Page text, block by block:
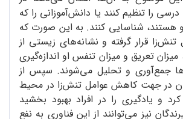
را تنظیم کنند یا دانش‌آموزانی را که
هستند، شناسایی کنند. به این صورت که
تنش‌‌زا قرار گرفته و نشانه‌های زیستی از
تعریق و میزان تنفس او اندازه‌گیری
جمع‌آوری و تحلیل می‌شوند. سپس از
در جهت کاهش عوامل تنش‌‌زا در محیط
و یادگیری را در افراد بهبود بخشید
یادگیرندگان نیز می‌توانند از این فناوری به نفع